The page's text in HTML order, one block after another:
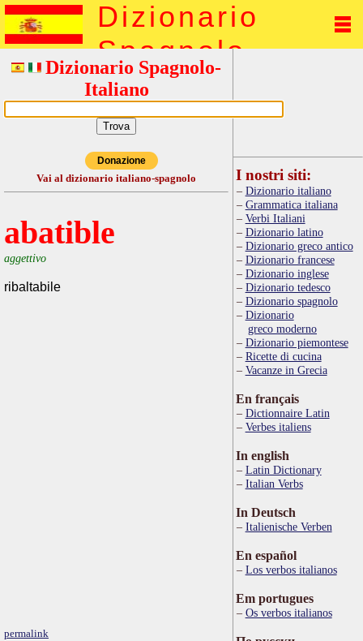
Dizionario
Spagnolo
Dizionario Spagnolo-
Italiano
Donazione
Vai al dizionario italiano-spagnolo
abatible
aggettivo
ribaltabile
permalink
I nostri siti:
Dizionario italiano
Grammatica italiana
Verbi Italiani
Dizionario latino
Dizionario greco antico
Dizionario francese
Dizionario inglese
Dizionario tedesco
Dizionario spagnolo
Dizionario
greco moderno
Dizionario piemontese
Ricette di cucina
Vacanze in Grecia
En français
Dictionnaire Latin
Verbes italiens
In english
Latin Dictionary
Italian Verbs
In Deutsch
Italienische Verben
En español
Los verbos italianos
Em portugues
Os verbos italianos